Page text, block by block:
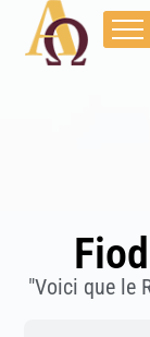
"Voici que le